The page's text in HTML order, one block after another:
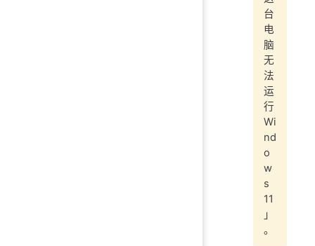
台
电
脑
无
法
运
行
Wi
nd
o
w
s
11
」
。